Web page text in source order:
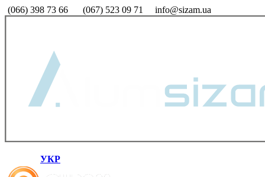
(066) 398 73 66 (067) 523 09 71 info@sizam.ua
УКР